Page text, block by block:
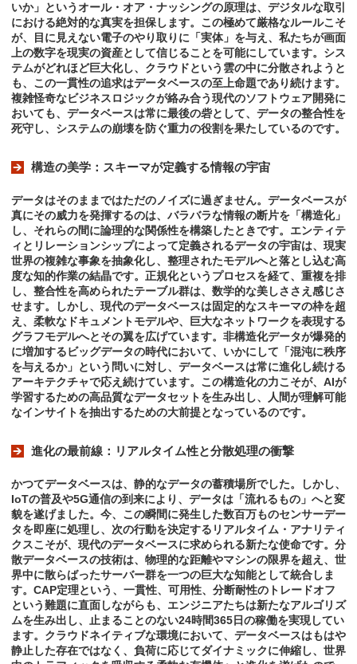
いか」というオール・オア・ナッシングの原理は、デジタルな取引
における絶対的な真実を担保します。この極めて厳格なルールこそ
が、目に見えない電子のやり取りに「実体」を与え、私たちが画面
上の数字を現実の資産として信じることを可能にしています。シス
テムがどれほど巨大化し、クラウドという雲の中に分散されようと
も、この一貫性の追求はデータベースの至上命題であり続けます。
複雑怪奇なビジネスロジックが絡み合う現代のソフトウェア開発に
おいても、データベースは常に最後の砦として、データの整合性を
死守し、システムの崩壊を防ぐ重力の役割を果たしているのです。
構造の美学：スキーマが定義する情報の宇宙
データはそのままではただのノイズに過ぎません。データベースが
真にその威力を発揮するのは、バラバラな情報の断片を「構造化」
し、それらの間に論理的な関係性を構築したときです。エンティテ
ィとリレーションシップによって定義されるデータの宇宙は、現実
世界の複雑な事象を抽象化し、整理されたモデルへと落とし込む高
度な知的作業の結晶です。正規化というプロセスを経て、重複を排
し、整合性を高められたテーブル群は、数学的な美しささえ感じさ
せます。しかし、現代のデータベースは固定的なスキーマの枠を超
え、柔軟なドキュメントモデルや、巨大なネットワークを表現する
グラフモデルへとその翼を広げています。非構造化データが爆発的
に増加するビッグデータの時代において、いかにして「混沌に秩序
を与えるか」という問いに対し、データベースは常に進化し続ける
アーキテクチャで応え続けています。この構造化の力こそが、AIが
学習するための高品質なデータセットを生み出し、人間が理解可能
なインサイトを抽出するための大前提となっているのです。
進化の最前線：リアルタイム性と分散処理の衝撃
かつてデータベースは、静的なデータの蓄積場所でした。しかし、
IoTの普及や5G通信の到来により、データは「流れるもの」へと変
貌を遂げました。今、この瞬間に発生した数百万ものセンサーデー
タを即座に処理し、次の行動を決定するリアルタイム・アナリティ
クスこそが、現代のデータベースに求められる新たな使命です。分
散データベースの技術は、物理的な距離やマシンの限界を超え、世
界中に散らばったサーバー群を一つの巨大な知能として統合しま
す。CAP定理という、一貫性、可用性、分断耐性のトレードオフ
という難題に直面しながらも、エンジニアたちは新たなアルゴリズ
ムを生み出し、止まることのない24時間365日の稼働を実現してい
ます。クラウドネイティブな環境において、データベースはもはや
静止した存在ではなく、負荷に応じてダイナミックに伸縮し、世界